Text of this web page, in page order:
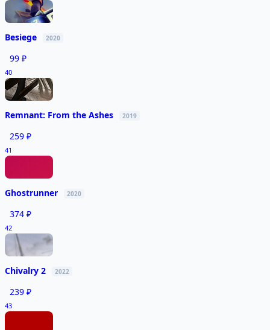
Besiege 2020
99 ₽
40
Remnant: From the Ashes 2019
259 ₽
41
Ghostrunner 2020
374 ₽
42
Chivalry 2 2022
239 ₽
43